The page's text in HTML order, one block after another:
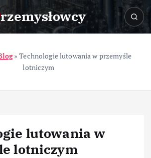
Przemysłowcy
»Technologie lutowania w przemyśle
lotniczym
lutowania w
lotniczym